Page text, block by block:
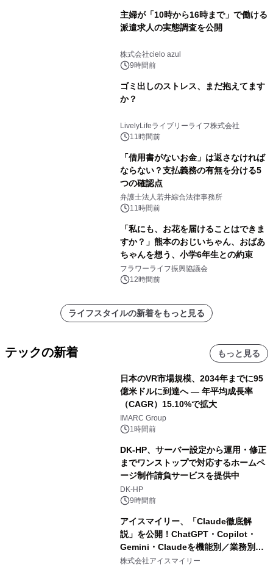
主婦が「10時から16時まで」で働ける
派遣求人の実態調査を公開
株式会社cielo azul
9時間前
ゴミ出しのストレス、まだ抱えてます
か？
LivelyLifeライブリーライフ株式会社
11時間前
「借用書がないお金」は返さなければ
ならない？支払義務の有無を分ける5
つの確認点
弁護士法人若井綜合法律事務所
11時間前
「私にも、お花を届けることはできま
すか？」熊本のおじいちゃん、おばあ
ちゃんを想う、小学6年生との約束
フラワーライフ振興協議会
12時間前
ライフスタイルの新着をもっと見る
テックの新着 もっと見る
日本のVR市場規模、2034年までに95
億米ドルに到達へ ― 年平均成長率
（CAGR）15.10%で拡大
IMARC Group
1時間前
DK-HP、サーバー設定から運用・修正
までワンストップで対応するホームペ
ージ制作請負サービスを提供中
DK-HP
9時間前
アイスマイリー、「Claude徹底解
説」を公開！ChatGPT・Copilot・
Gemini・Claudeを機能別／業務別に
比較―自社に合う生成AIの選び方がわ
株式会社アイスマイリー